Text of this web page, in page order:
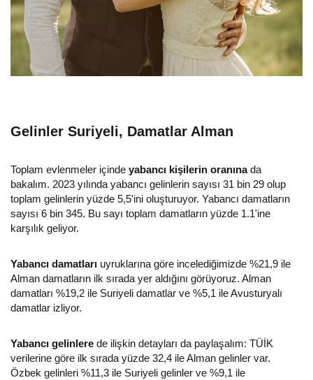
Gelinler Suriyeli, Damatlar Alman
Toplam evlenmeler içinde yabancı kişilerin oranınada
bakalım. 2023 yılında yabancı gelinlerin sayısı 31 bin 29 olup
toplam gelinlerin yüzde 5,5'ini oluşturuyor. Yabancı damatların
sayısı 6 bin 345. Bu sayı toplam damatların yüzde 1.1'ine
karşılık geliyor.
Yabancı damatları uyruklarına göre incelediğimizde %21,9 ile
Alman damatların ilk sırada yer aldığını görüyoruz. Alman
damatları %19,2 ile Suriyeli damatlar ve %5,1 ile Avusturyalı
damatlar izliyor.
Yabancı gelinlere de ilişkin detayları da paylaşalım: TÜİK
verilerine göre ilk sırada yüzde 32,4 ile Alman gelinler var.
Özbek gelinleri %11,3 ile Suriyeli gelinler ve %9,1 ile